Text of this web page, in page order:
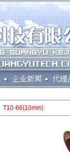
T10-66(10mm)